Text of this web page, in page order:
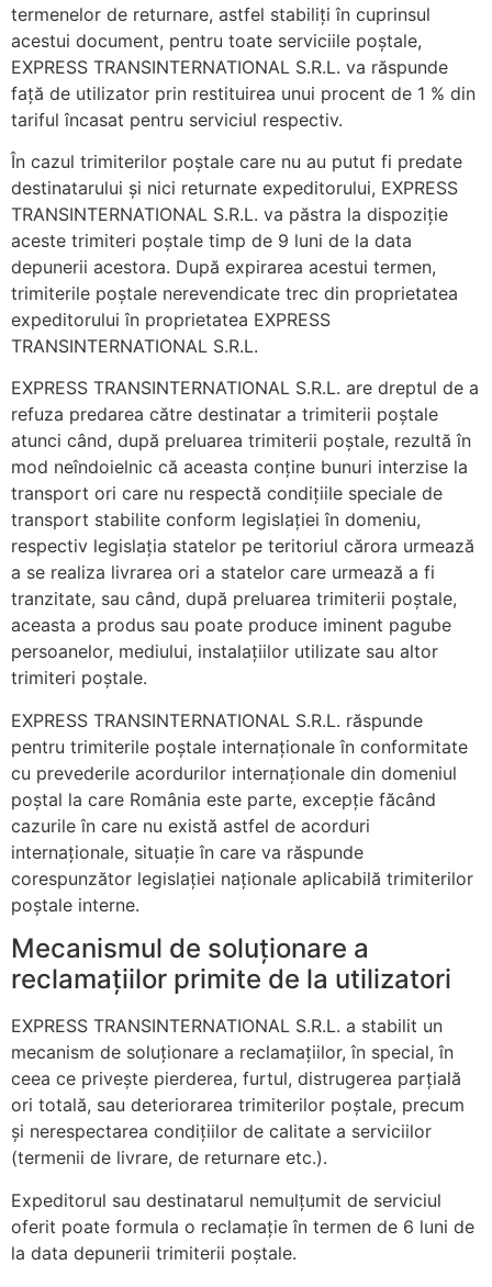
termenelor de returnare, astfel stabiliți în cuprinsul
acestui document, pentru toate serviciile poștale,
EXPRESS TRANSINTERNATIONAL S.R.L. va răspunde
față de utilizator prin restituirea unui procent de 1 % din
tariful încasat pentru serviciul respectiv.
În cazul trimiterilor poștale care nu au putut fi predate
destinatarului și nici returnate expeditorului, EXPRESS
TRANSINTERNATIONAL S.R.L. va păstra la dispoziție
aceste trimiteri poștale timp de 9 luni de la data
depunerii acestora. După expirarea acestui termen,
trimiterile poștale nerevendicate trec din proprietatea
expeditorului în proprietatea EXPRESS
TRANSINTERNATIONAL S.R.L.
EXPRESS TRANSINTERNATIONAL S.R.L. are dreptul de a
refuza predarea către destinatar a trimiterii poștale
atunci când, după preluarea trimiterii poștale, rezultă în
mod neîndoielnic că aceasta conține bunuri interzise la
transport ori care nu respectă condițiile speciale de
transport stabilite conform legislației în domeniu,
respectiv legislația statelor pe teritoriul cărora urmează
a se realiza livrarea ori a statelor care urmează a fi
tranzitate, sau când, după preluarea trimiterii poștale,
aceasta a produs sau poate produce iminent pagube
persoanelor, mediului, instalațiilor utilizate sau altor
trimiteri poștale.
EXPRESS TRANSINTERNATIONAL S.R.L. răspunde
pentru trimiterile poștale internaționale în conformitate
cu prevederile acordurilor internaționale din domeniul
poștal la care România este parte, excepție făcând
cazurile în care nu există astfel de acorduri
internaționale, situație în care va răspunde
corespunzător legislației naționale aplicabilă trimiterilor
poștale interne.
Mecanismul de soluționare a
reclamațiilor primite de la utilizatori
EXPRESS TRANSINTERNATIONAL S.R.L. a stabilit un
mecanism de soluționare a reclamațiilor, în special, în
ceea ce privește pierderea, furtul, distrugerea parțială
ori totală, sau deteriorarea trimiterilor poștale, precum
și nerespectarea condițiilor de calitate a serviciilor
(termenii de livrare, de returnare etc.).
Expeditorul sau destinatarul nemulțumit de serviciul
oferit poate formula o reclamație în termen de 6 luni de
la data depunerii trimiterii poștale.